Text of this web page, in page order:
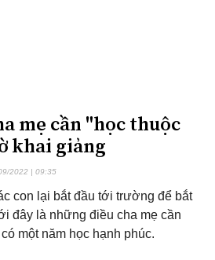
mẹ cần "học thuộc
khai giảng
2022 | 09:35
con lại bắt đầu tới trường để bắt
đây là những điều cha mẹ cần
một năm học hạnh phúc.